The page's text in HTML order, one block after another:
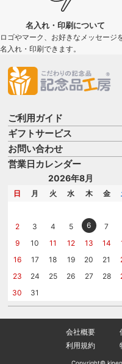
名入れ・印刷について
ロゴやマーク、お好きなメッセージ
名入れ・印刷できます。
ご利用ガイド
お買い物ガイド
よくある質問
はじめての記念品選び
記念品工房の使い方
ギフトサービス
名入れについて
のし
メッセージカード
お問い合わせ
商品選びを相談する
名入れについて相談する
カタログを請求する
営業日カレンダー
2026年8月
日 月 火 水 木 金
2
3 4 5 6 7
9
10 11 12 13 14
16
17 18 19 20 21
23
24 25 26 27 28
30
31
会社概要
利用規約